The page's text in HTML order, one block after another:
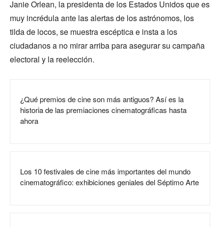
Janie Orlean, la presidenta de los Estados Unidos que es
muy incrédula ante las alertas de los astrónomos, los
tilda de locos, se muestra escéptica e insta a los
ciudadanos a no mirar arriba para asegurar su campaña
electoral y la reelección.
¿Qué premios de cine son más antiguos? Así es la
historia de las premiaciones cinematográficas hasta
ahora
Los 10 festivales de cine más importantes del mundo
cinematográfico: exhibiciones geniales del Séptimo Arte